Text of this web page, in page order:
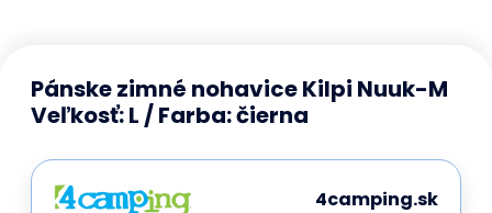
Pánske zimné nohavice Kilpi Nuuk-M
Veľkosť: L / Farba: čierna
4camping.sk